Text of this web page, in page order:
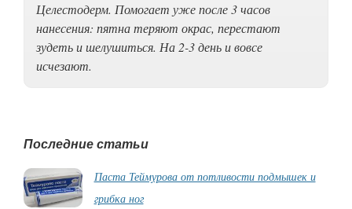
Целестодерм. Помогает уже после 3 часов
нанесения: пятна теряют окрас, перестают
зудеть и шелушиться. На 2-3 день и вовсе
исчезают.
Последние статьи
Паста Теймурова от потливости подмышек и
грибка ног